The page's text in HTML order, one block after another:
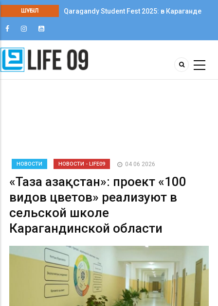
ШҰҒЫЛ
Qaragandy Student Fest 2025: в Караганде
НОВОСТИ НОВОСТИ - LIFE09 04 06 2026
«Таза Қазақстан»: проект «100
видов цветов» реализуют в
сельской школе
Карагандинской области